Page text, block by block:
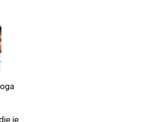
je